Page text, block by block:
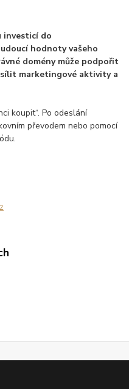
investicí do
hodnoty vašeho
domény může podpořit
marketingové aktivity a
koupit“. Po odeslání
převodem nebo pomocí